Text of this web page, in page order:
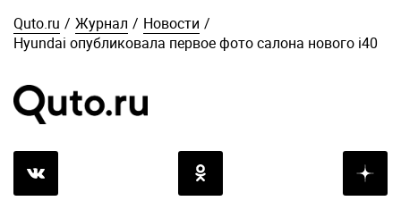
Quto.ru / Журнал / Новости /
Hyundai опубликовала первое фото салона нового i40